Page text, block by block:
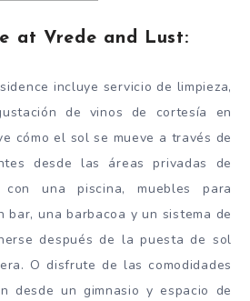
at Vrede and Lust:
incluye servicio de limpieza,
de vinos de cortesía en
cómo el sol se mueve a través de
desde las áreas privadas de
una piscina, muebles para
bar, una barbacoa y un sistema de
después de la puesta de sol
O disfrute de las comodidades
desde un gimnasio y espacio de